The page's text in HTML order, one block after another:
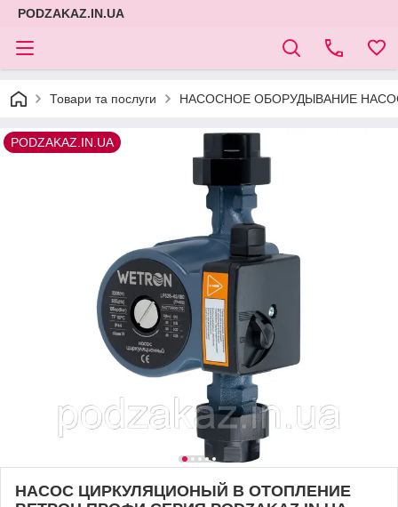
PODZAKAZ.IN.UA
Товари та послуги НАСОСНОЕ ОБОРУДЫВАНИЕ
PODZAKAZ.IN.UA
НАСОС ЦИРКУЛЯЦИОНЫЙ В ОТОПЛЕНИЕ